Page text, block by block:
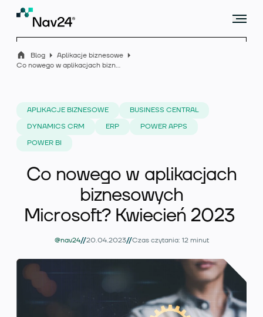
Rozszerzenia
Blog
Aplikacje biznesowe
Co nowego w aplikacjach biznesowych Microsoft? Kwiecień 2023
APLIKACJE BIZNESOWE
BUSINESS CENTRAL
DYNAMICS CRM
ERP
POWER APPS
POWER BI
Co nowego w aplikacjach
biznesowych
Microsoft? Kwiecień 2023
@nav24//20.04.2023//Czas czytania: 12 minut